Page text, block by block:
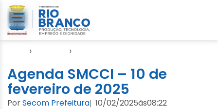
› ›
Agenda SMCCI – 10 de
fevereiro de 2025
PorSecom Prefeitura| 10/02/2025às08:22